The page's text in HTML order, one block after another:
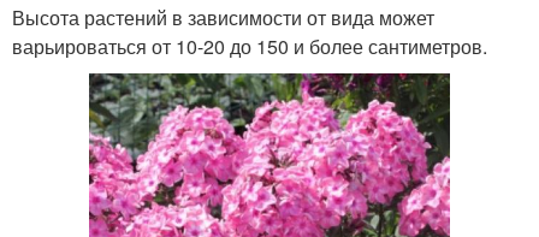
Высота растений в зависимости от вида может
варьироваться от 10-20 до 150 и более сантиметров.